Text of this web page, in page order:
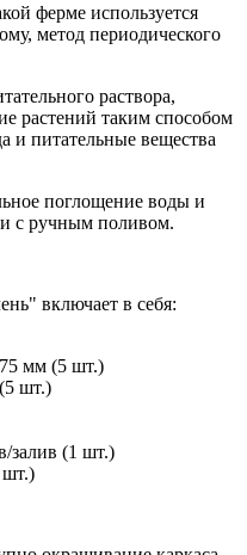
ферме используется
метод периодического
раствора,
растений таким способом
и питательные вещества
поглощение воды и
с ручным поливом.
включает в себя:
мм (5 шт.)
шт.)
залив (1 шт.)
шт.)